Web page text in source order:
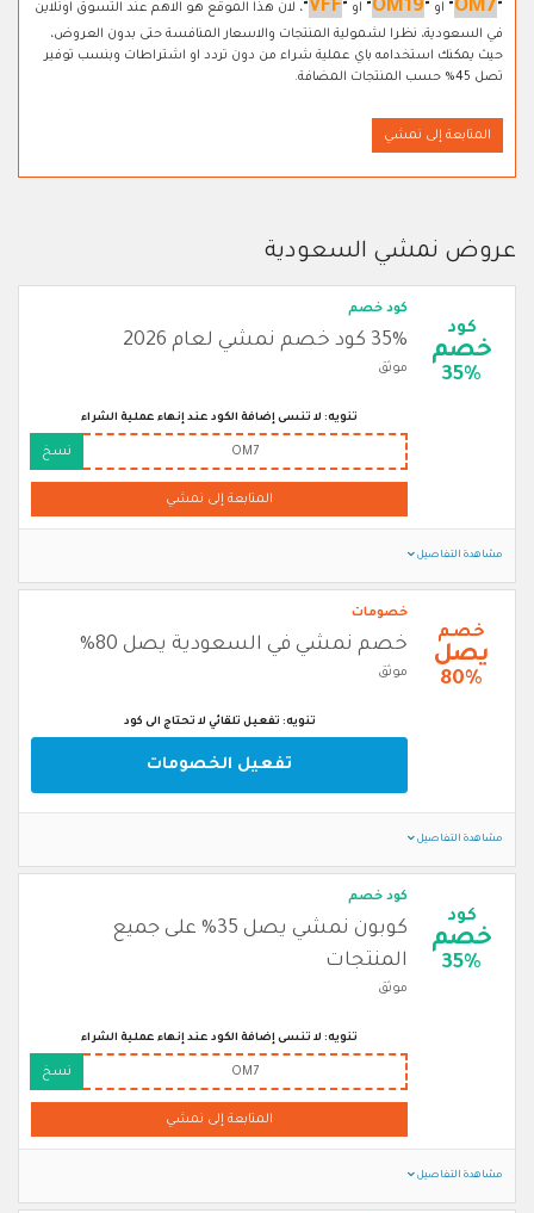
"
OM7
" او "
OM19
" او "
VFF
"، لان هذا الموقع هو الاهم عند التسوق اونلاين
في السعودية، نظرا لشمولية المنتجات والاسعار المنافسة حتى بدون العروض،
حيث يمكنك استخدامه باي عملية شراء من دون تردد او اشتراطات وبنسب توفير
تصل 45% حسب المنتجات المضافة.
المتابعة إلى نمشي
عروض نمشي السعودية
كود
خصم
35%
كود خصم
35% كود خصم نمشي لعام 2026
موثق
تنويه: لا تنسى إضافة الكود عند إنهاء عملية الشراء
OM7 نسخ
المتابعة إلى نمشي
مشاهدة التفاصيل
خصم
يصل
80%
خصومات
خصم نمشي في السعودية يصل 80%
موثق
تنويه: تفعيل تلقائي لا تحتاج الى كود
تفعيل الخصومات
مشاهدة التفاصيل
كود
خصم
35%
كود خصم
كوبون نمشي يصل 35% على جميع
المنتجات
موثق
تنويه: لا تنسى إضافة الكود عند إنهاء عملية الشراء
OM7 نسخ
المتابعة إلى نمشي
مشاهدة التفاصيل